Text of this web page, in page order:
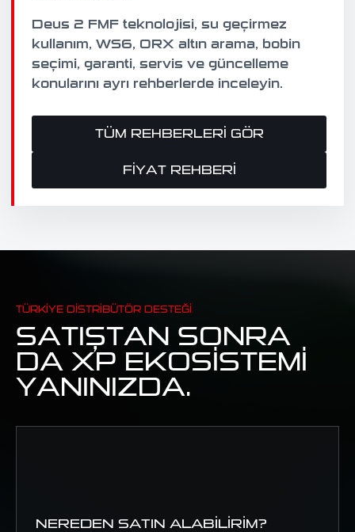
Deus 2 FMF teknolojisi, su geçirmez
kullanım, WS6, ORX altın arama, bobin
seçimi, garanti, servis ve güncelleme
konularını ayrı rehberlerde inceleyin.
TÜM REHBERLERI GÖR
FIYAT REHBERI
TÜRKIYE DISTRIBÜTÖR DESTEĞI
SATIŞTAN SONRA
DA XP EKOSISTEMI
YANINIZDA.
NEREDEN SATIN ALABILIRIM?